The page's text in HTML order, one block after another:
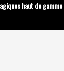
haut de